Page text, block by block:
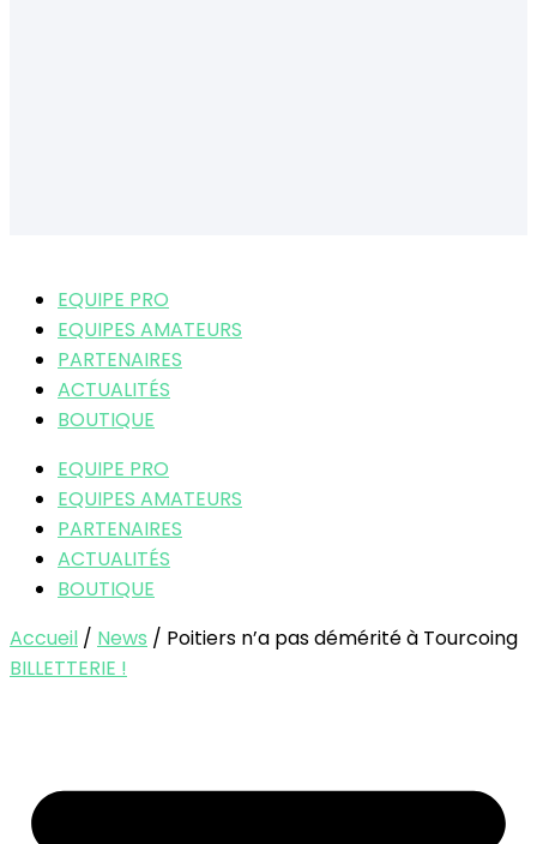
EQUIPE PRO
EQUIPES AMATEURS
PARTENAIRES
ACTUALITÉS
BOUTIQUE
EQUIPE PRO
EQUIPES AMATEURS
PARTENAIRES
ACTUALITÉS
BOUTIQUE
Accueil / News / Poitiers n’a pas démérité à Tourcoing
BILLETTERIE !